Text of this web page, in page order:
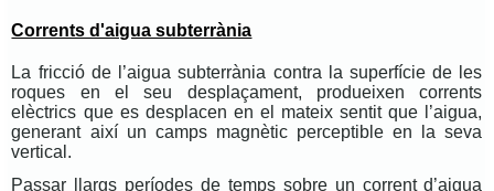
Corrents d'aigua subterrània
La fricció de l’aigua subterrània contra la superfície de les
roques en el seu desplaçament, produeixen corrents
elèctrics que es desplacen en el mateix sentit que l’aigua,
generant així un camps magnètic perceptible en la seva
vertical.
Passar llargs períodes de temps sobre un corrent d’aigua